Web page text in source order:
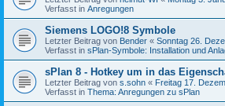
Verfasst in Anregungen
Siemens LOGO!8 Symbole
Letzter Beitrag von Bender « Sonntag 26.
Verfasst in sPlan-Symbole: Installation und
sPlan 8 - Hotkey um in das
Letzter Beitrag von s.sohn « Freitag 17.
Verfasst in Thema: Anregungen zu sPlan